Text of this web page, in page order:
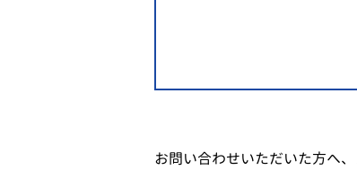
お問い合わせいただいた方へ